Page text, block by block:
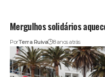
Mergulhos solidários
PorTerra Ruiva 8 anos atrás